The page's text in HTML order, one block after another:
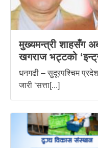
मुख्यमन्त्री शाहसँग
खगराज भट्टको
धनगढी – सुदूरपश्चिम
जारी ‘सत्ता[...]